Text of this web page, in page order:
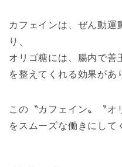
カフェインは、ぜん動運
り、
オリゴ糖には、腸内で善
を整えてくれる効果があ
この〝カフェイン〟〝オ
をスムーズな働きにして